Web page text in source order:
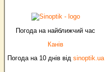
Погода на найближчий час
Канів
Погода на 10 днів від sinoptik.ua